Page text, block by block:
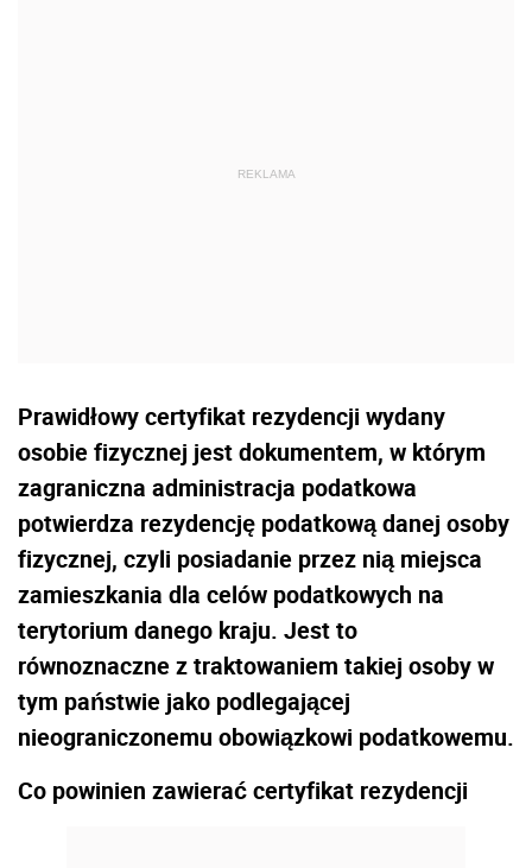
Prawidłowy certyfikat rezydencji wydany
osobie fizycznej jest dokumentem, w którym
zagraniczna administracja podatkowa
potwierdza rezydencję podatkową danej osoby
fizycznej, czyli posiadanie przez nią miejsca
zamieszkania dla celów podatkowych na
terytorium danego kraju. Jest to
równoznaczne z traktowaniem takiej osoby w
tym państwie jako podlegającej
nieograniczonemu obowiązkowi podatkowemu.
Co powinien zawierać certyfikat rezydencji